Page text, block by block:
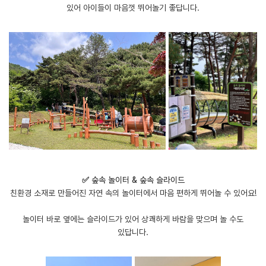
있어 아이들이 마음껏 뛰어놀기 좋답니다.
✅ 숲속 놀이터 & 숲속 슬라이드
친환경 소재로 만들어진 자연 속의 놀이터에서 마음 편하게 뛰어놀 수 있어요!
놀이터 바로 옆에는 슬라이드가 있어 상쾌하게 바람을 맞으며 놀 수도
있답니다.